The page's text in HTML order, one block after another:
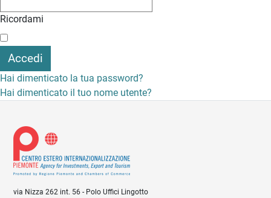
Ricordami
Accedi
Hai dimenticato la tua password?
Hai dimenticato il tuo nome utente?
via Nizza 262 int. 56 - Polo Uffici Lingotto